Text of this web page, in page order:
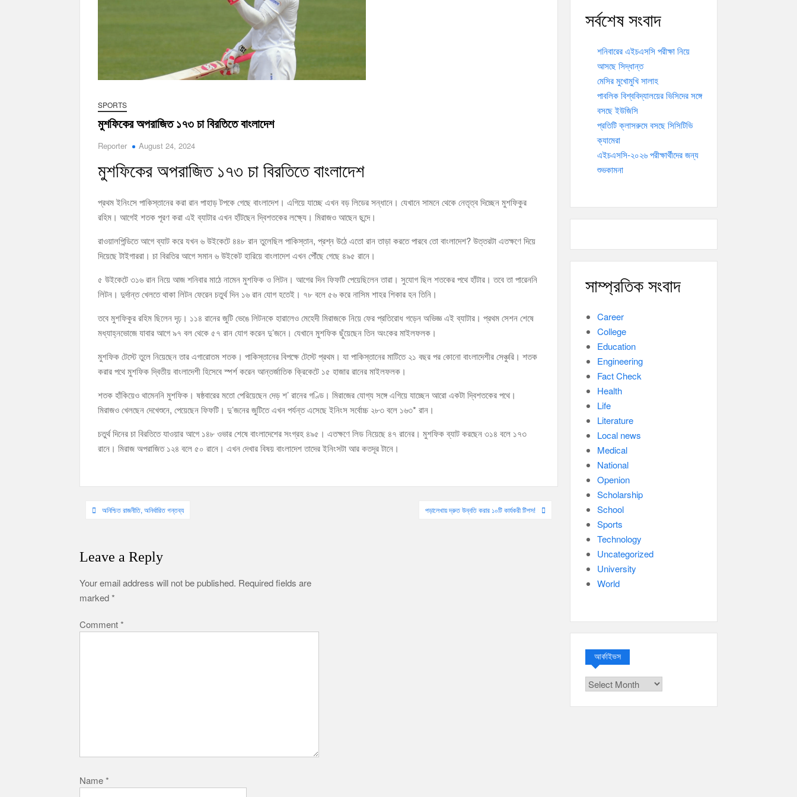
SPORTS
মুশফিকের অপরাজিত ১৭৩ চা বিরতিতে বাংলাদেশ
Reporter August 24, 2024
মুশফিকের অপরাজিত ১৭৩ চা বিরতিতে বাংলাদেশ
প্রথম ইনিংসে পাকিস্তানের করা রান পাহাড় টপকে গেছে বাংলাদেশ। এগিয়ে যাচ্ছে এখন বড় লিডের সন্ধানে। যেখানে সামনে থেকে নেতৃত্ব দিচ্ছেন মুশফিকুর
রহিম। আগেই শতক পূরণ করা এই ব্যাটার এখন হাঁটছেন দ্বিশতকের লক্ষ্যে। মিরাজও আছেন ছন্দে।
রাওয়ালপিন্ডিতে আগে ব্যাট করে যখন ৬ উইকেটে ৪৪৮ রান তুলেছিল পাকিস্তান, প্রশ্ন উঠে এতো রান তাড়া করতে পারবে তো বাংলাদেশ? উত্তরটা এতক্ষণে দিয়ে
দিয়েছে টাইগাররা। চা বিরতির আগে সমান ৬ উইকেট হারিয়ে বাংলাদেশ এখন পৌঁছে গেছে ৪৯৫ রানে।
৫ উইকেটে ৩১৬ রান নিয়ে আজ শনিবার মাঠে নামেন মুশফিক ও লিটন। আগের দিন ফিফটি পেয়েছিলেন তারা। সুযোগ ছিল শতকের পথে হাঁটার। তবে তা পারেননি
লিটন। দুর্দান্ত খেলতে থাকা লিটন ফেরেন চতুর্থ দিন ১৬ রান যোগ হতেই। ৭৮ বলে ৫৬ করে নাসিম শাহর শিকার হন তিনি।
তবে মুশফিকুর রহিম ছিলেন দৃঢ়। ১১৪ রানের জুটি ভেঙে লিটনকে হারালেও মেহেদী মিরাজকে নিয়ে ফের প্রতিরোধ গড়েন অভিজ্ঞ এই ব্যাটার। প্রথম সেশন শেষে
মধ্যাহ্নভোজে যাবার আগে ৯৭ বল থেকে ৫৭ রান যোগ করেন দু’জনে। যেখানে মুশফিক ছুঁয়েছেন তিন অংকের মাইলফলক।
মুশফিক টেস্টে তুলে নিয়েছেন তার এগারোতম শতক। পাকিস্তানের বিপক্ষে টেস্টে প্রথম। যা পাকিস্তানের মাটিতে ২১ বছর পর কোনো বাংলাদেশীর সেঞ্চুরি। শতক
করার পথে মুশফিক দ্বিতীয় বাংলাদেশী হিসেবে স্পর্শ করেন আন্তর্জাতিক ক্রিকেটে ১৫ হাজার রানের মাইলফলক।
শতক হাঁকিয়েও থামেননি মুশফিক। ষষ্ঠবারের মতো পেরিয়েছেন দেড় শ’ রানের গণ্ডি। মিরাজের যোগ্য সঙ্গে এগিয়ে যাচ্ছেন আরো একটা দ্বিশতকের পথে।
মিরাজও খেলছেন দেখেশুনে, পেয়েছেন ফিফটি। দু’জনের জুটিতে এখন পর্যন্ত এসেছে ইনিংস সর্বোচ্চ ২৮৩ বলে ১৬৩* রান।
চতুর্থ দিনের চা বিরতিতে যাওয়ার আগে ১৪৮ ওভার শেষে বাংলাদেশের সংগ্রহ ৪৯৫। এতক্ষণে লিড নিয়েছে ৪৭ রানের। মুশফিক ব্যাট করছেন ৩১৪ বলে ১৭৩
রানে। মিরাজ অপরাজিত ১২৪ বলে ৫০ রানে। এখন দেখার বিষয় বাংলাদেশ তাদের ইনিংসটা আর কতদূর টানে।
Postঅনিশ্চিত রাজনীতি, অনির্ধারিত গন্তব্য পড়ালেখায় দ্রুত উন্নতি করার ১০টি কার্যকরী টিপস!
Leave a Reply
Your email address will not be published. Required fields are
marked*
Comment*
Name*
সর্বশেষ সংবাদ
শনিবারের এইচএসসি পরীক্ষা নিয়ে
আসছে সিদ্ধান্ত
মেসির মুখোমুখি সালাহ
পাবলিক বিশ্ববিদ্যালয়ের ভিসিদের সঙ্গে
বসছে ইউজিসি
প্রতিটি ক্লাসরুমে বসছে সিসিটিভি
ক্যামেরা
এইচএসসি-২০২৬ পরীক্ষার্থীদের জন্য
শুভকামনা
সাম্প্রতিক সংবাদ
Career
College
Education
Engineering
Fact Check
Health
Life
Literature
Local news
Medical
National
Openion
Scholarship
School
Sports
Technology
Uncategorized
University
World
আর্কাইভস